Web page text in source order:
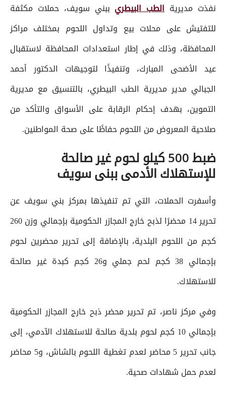
نفذت مديريةالطب البيطري ببني سويف، حملات مكثفة
للتفتيش على محلات بيع وتداول اللحوم بمختلف مراكز
المحافظة، وذلك في إطار استعدادات المحافظة لاستقبال
عيد الأضحى المبارك، وتنفيذًا لتوجيهات الدكتور أحمد
الجبالي مدير مديرية الطب البيطري، بالتنسيق مع مديرية
التموين، بهدف إحكام الرقابة على الأسواق والتأكد من
صلاحية المعروض من اللحوم حفاظًا على صحة المواطنين.
ضبط 500 كيلو لحوم غير صالحة
للإستهلاك الأدمى ببنى سويف
وأسفرت الحملات، التي تم تنفيذها بمركز بني سويف عن
تحرير 14 محضرًا لذبح خارج المجازر الحكومية بإجمالي وزن 260
كجم من اللحوم البلدية، بالإضافة إلى تحرير محضرين لحوم
بإجمالي 38 كجم لحم جملي و26 كجم كبدة غير صالحة
للاستهلاك.
وفي مركز ناصر، تم تحرير محضر ذبح خارج المجازر الحكومية
بإجمالي 10 كجم لحوم بلدية صالحة للاستهلاك الآدمي، إلى
جانب تحرير 5 محاضر لعدم تغطية اللحوم بالشاش، و5 محاضر
لعدم حمل شهادات صحية.